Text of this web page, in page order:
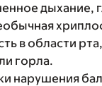
дыхание,
в области
горла.
нарушения